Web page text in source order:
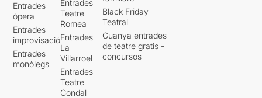
Entrades
òpera
Entrades
improvisació
Entrades
monòlegs
Entrades
Teatre
Romea
Entrades
La
Villarroel
Entrades
Teatre
Condal
Black Friday
Teatral
Guanya entrades
de teatre gratis -
concursos